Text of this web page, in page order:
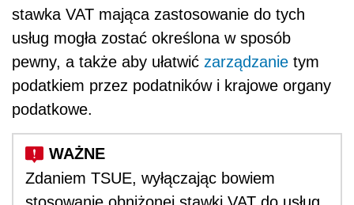
stawka VAT mająca zastosowanie do tych
usług mogła zostać określona w sposób
pewny, a także aby ułatwić zarządzanie tym
podatkiem przez podatników i krajowe organy
podatkowe.
Zdaniem TSUE, wyłączając bowiem